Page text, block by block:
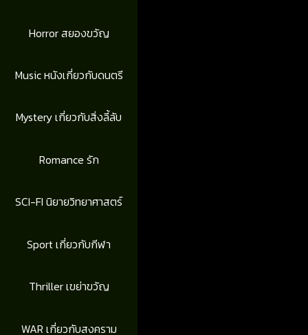
Horror สยองขวัญ
Music หนังเกี่ยวกับดนตรี
Mystery เกี่ยวกับสิ่งลี้ลับ
Romance รัก
SCI-FI นิยายวิทยาศาสตร์
Sport เกี่ยวกับกีฬา
Thriller เขย่าขวัญ
WAR เกี่ยวกับสงคราม